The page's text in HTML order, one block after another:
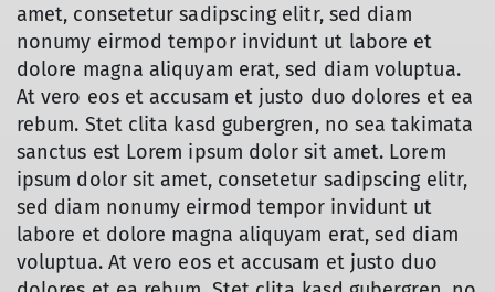
amet, consetetur sadipscing elitr, sed diam
nonumy eirmod tempor invidunt ut labore et
dolore magna aliquyam erat, sed diam voluptua.
At vero eos et accusam et justo duo dolores et ea
rebum. Stet clita kasd gubergren, no sea takimata
sanctus est Lorem ipsum dolor sit amet. Lorem
ipsum dolor sit amet, consetetur sadipscing elitr,
sed diam nonumy eirmod tempor invidunt ut
labore et dolore magna aliquyam erat, sed diam
voluptua. At vero eos et accusam et justo duo